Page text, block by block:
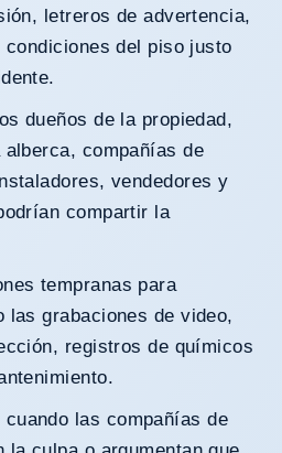
letreros de advertencia,
del piso justo
alberca, compañías de
vendedores y
compartir la
las grabaciones de video,
registros de químicos